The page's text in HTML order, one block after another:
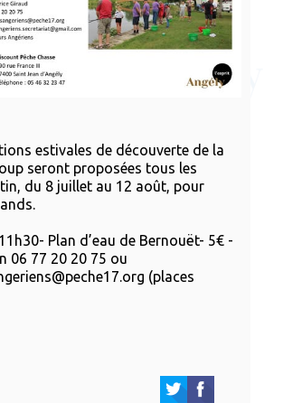
estivales de découverte de la
seront proposées tous les
du 8 juillet au 12 août, pour
Plan d’eau de Bernouët- 5€ -
06 77 20 20 75 ou
(places